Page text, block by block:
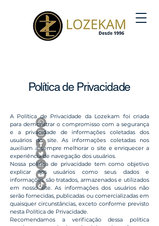
Política de Privacidade
A Política de Privacidade da Lozekam foi criada
para demonstrar o compromisso com a segurança
e a privacidade de informações coletadas dos
usuários do site. As informações coletadas nos
auxiliam a sempre melhorar o site e enriquecer a
experiência de navegação dos usuários.
Nossa política de privacidade tem como objetivo
explicar aos usuários como seus dados e
informações são tratados, armazenados e utilizados
em nosso site. As informações dos usuários não
serão fornecidas, publicadas ou comercializadas em
quaisquer circunstâncias, exceto conforme previsto
nesta Política de Privacidade.
Recomendamos a verificação dessa política